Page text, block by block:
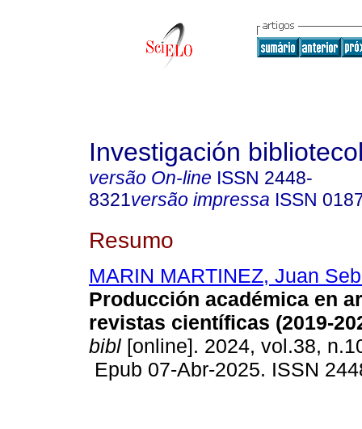
Investigación
versão On-line ISSN 2448-
8321versão impressa ISSN
Resumo
MARIN MARTINEZ, Juan
Producción académica en
revistas científicas (2019-
bibl [online]. 2024, vol.38,
Epub 07-Abr-2025. ISSN